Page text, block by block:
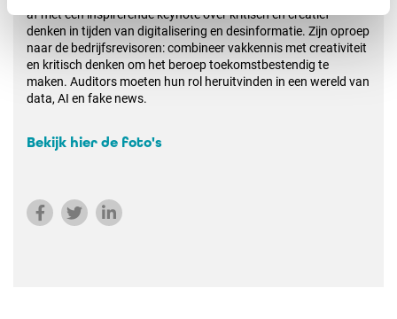
af met een inspirerende keynote over kritisch en creatief
denken in tijden van digitalisering en desinformatie. Zijn oproep
naar de bedrijfsrevisoren: combineer vakkennis met creativiteit
en kritisch denken om het beroep toekomstbestendig te
maken. Auditors moeten hun rol heruitvinden in een wereld van
data, AI en fake news.
Bekijk hier de foto's